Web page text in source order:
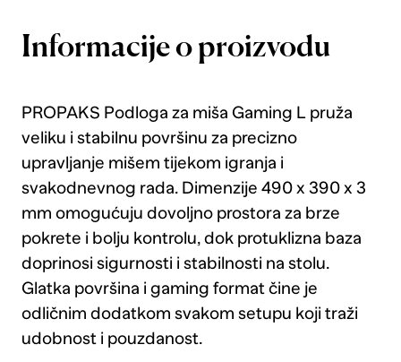
Informacije o proizvodu
PROPAKS Podloga za miša Gaming L pruža
veliku i stabilnu površinu za precizno
upravljanje mišem tijekom igranja i
svakodnevnog rada. Dimenzije 490 x 390 x 3
mm omogućuju dovoljno prostora za brze
pokrete i bolju kontrolu, dok protuklizna baza
doprinosi sigurnosti i stabilnosti na stolu.
Glatka površina i gaming format čine je
odličnim dodatkom svakom setupu koji traži
udobnost i pouzdanost.